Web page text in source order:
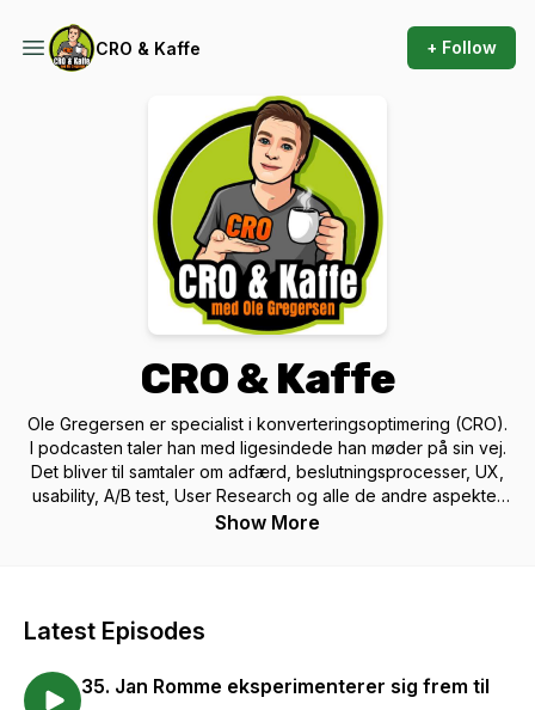
CRO & Kaffe + Follow
CRO & Kaffe
Ole Gregersen er specialist i konverteringsoptimering (CRO).
I podcasten taler han med ligesindede han møder på sin vej.
Det bliver til samtaler om adfærd, beslutningsprocesser, UX,
usability, A/B test, User Research og alle de andre aspekter
af CRO.
dem til København i et event der kun handler om
Show More
Latest Episodes
35. Jan Romme eksperimenterer sig frem til